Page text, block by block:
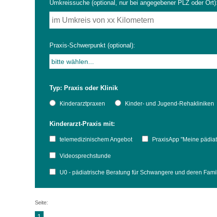
Impfsicherheit
Notdienste
Empfehlungen
Familienzeit
Umkreissuche (optional, nur bei angegebener PLZ oder Ort):
Praxis-Schwerpunkt (optional):
Typ: Praxis oder Klinik
Kinderarztpraxen Kinder- und Jugend-Rehakliniken
Kinderarzt-Praxis mit:
telemedizinischem Angebot PraxisApp "Meine
Videosprechstunde
U0 - pädiatrische Beratung für Schwangere und deren
Seite: